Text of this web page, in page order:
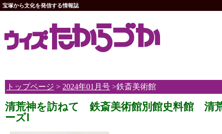
宝塚から文化を発信する情報誌
トップページ > 2024年01月号 >鉄斎美術館
清荒神を訪ねて 鉄斎美術館別館史料館 清
ーズⅠ